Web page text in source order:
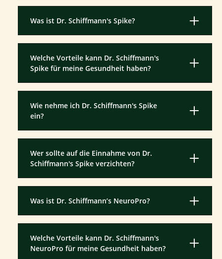
Was ist Dr. Schiffmann's Spike?
Welche Vorteile kann Dr. Schiffmann's
Spike für meine Gesundheit haben?
Wie nehme ich Dr. Schiffmann's Spike
ein?
Wer sollte auf die Einnahme von Dr.
Schiffmann's Spike verzichten?
Was ist Dr. Schiffmann’s NeuroPro?
Welche Vorteile kann Dr. Schiffmann's
NeuroPro für meine Gesundheit haben?